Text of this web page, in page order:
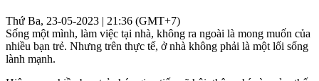
Thứ Ba, 23-05-2023 | 21:36 (GMT+7)
Sống một mình, làm việc tại nhà, không ra ngoài là mong muốn của
nhiều bạn trẻ. Nhưng trên thực tế, ở nhà không phải là một lối sống
lành mạnh.